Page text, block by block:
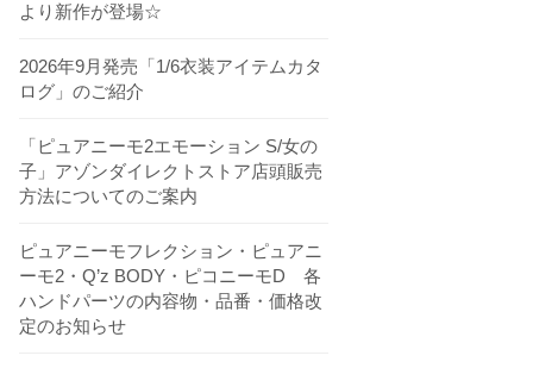
より新作が登場☆
2026年9月発売「1/6衣装アイテムカタ
ログ」のご紹介
「ピュアニーモ2エモーション S/女の
子」アゾンダイレクトストア店頭販売
方法についてのご案内
ピュアニーモフレクション・ピュアニ
ーモ2・Q’z BODY・ピコニーモD 各
ハンドパーツの内容物・品番・価格改
定のお知らせ